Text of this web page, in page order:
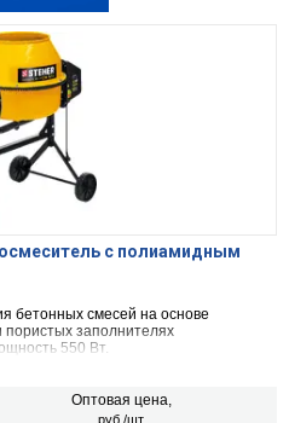
с полиамидным
бетонных смесей на основе
заполнителях
550 Вт.
Оптовая цена,
руб./шт.